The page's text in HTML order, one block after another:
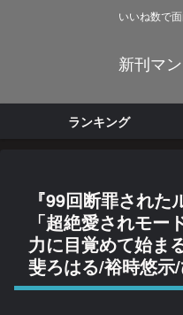
いいね数で
新刊マ
ランキング
『99回断罪され
「超絶愛されモ
力に目覚めて始ま
斐ろはる/裕時悠示